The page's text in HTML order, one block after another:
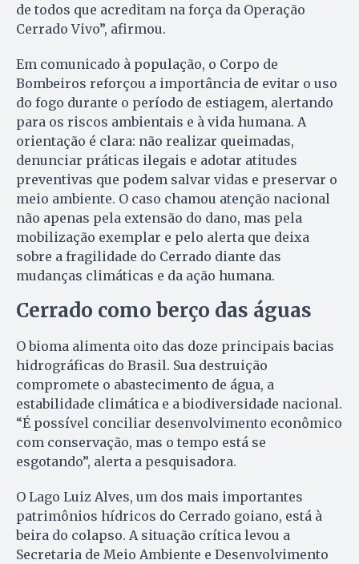
de todos que acreditam na força da Operação
Cerrado Vivo”, afirmou.
Em comunicado à população, o Corpo de
Bombeiros reforçou a importância de evitar o uso
do fogo durante o período de estiagem, alertando
para os riscos ambientais e à vida humana. A
orientação é clara: não realizar queimadas,
denunciar práticas ilegais e adotar atitudes
preventivas que podem salvar vidas e preservar o
meio ambiente. O caso chamou atenção nacional
não apenas pela extensão do dano, mas pela
mobilização exemplar e pelo alerta que deixa
sobre a fragilidade do Cerrado diante das
mudanças climáticas e da ação humana.
Cerrado como berço das águas
O bioma alimenta oito das doze principais bacias
hidrográficas do Brasil. Sua destruição
compromete o abastecimento de água, a
estabilidade climática e a biodiversidade nacional.
“É possível conciliar desenvolvimento econômico
com conservação, mas o tempo está se
esgotando”, alerta a pesquisadora.
O Lago Luiz Alves, um dos mais importantes
patrimônios hídricos do Cerrado goiano, está à
beira do colapso. A situação crítica levou a
Secretaria de Meio Ambiente e Desenvolvimento